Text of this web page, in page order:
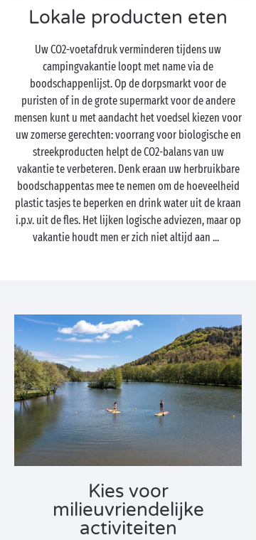
Lokale producten eten
Uw CO2-voetafdruk verminderen tijdens uw
campingvakantie loopt met name via de
boodschappenlijst. Op de dorpsmarkt voor de
puristen of in de grote supermarkt voor de andere
mensen kunt u met aandacht het voedsel kiezen voor
uw zomerse gerechten: voorrang voor biologische en
streekproducten helpt de CO2-balans van uw
vakantie te verbeteren. Denk eraan uw herbruikbare
boodschappentas mee te nemen om de hoeveelheid
plastic tasjes te beperken en drink water uit de kraan
i.p.v. uit de fles. Het lijken logische adviezen, maar op
vakantie houdt men er zich niet altijd aan ...
Kies voor
milieuvriendelijke
activiteiten